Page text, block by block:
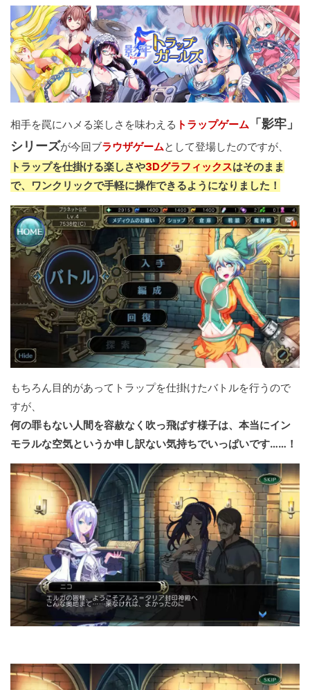
相手を罠にハメる楽しさを味わえる トラップゲーム 「影牢」
シリーズが今回ブラウザゲームとして登場したのですが、
トラップを仕掛ける楽しさや3Dグラフィックスはそのまま
で、ワンクリックで手軽に操作できるようになりました！
もちろん目的があってトラップを仕掛けたバトルを行うので
すが、
何の罪もない人間を容赦なく吹っ飛ばす様子は、本当にイン
モラルな空気というか申し訳ない気持ちでいっぱいです……！